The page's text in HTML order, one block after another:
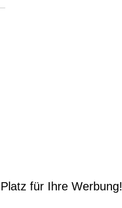
Platz für Ihre Werbung!